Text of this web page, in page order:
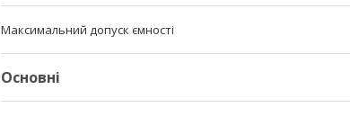
Максимальний допуск ємності
Основні